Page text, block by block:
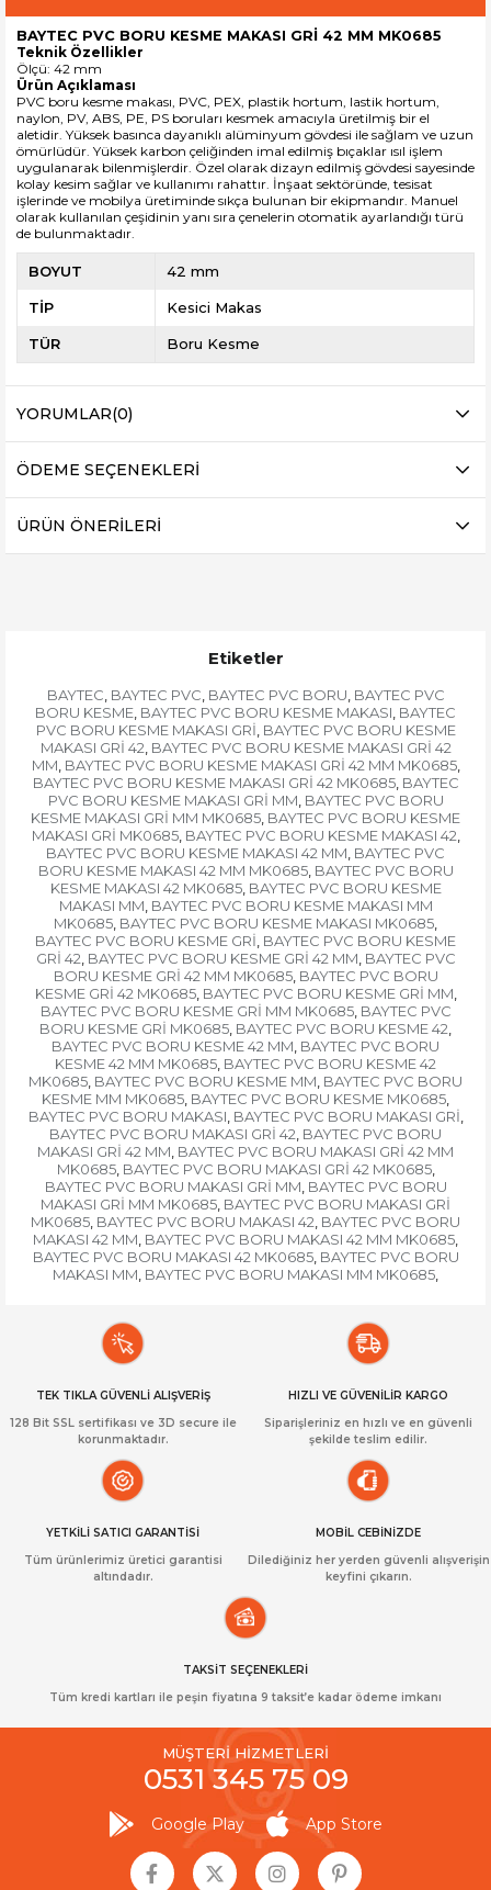
BAYTEC PVC BORU KESME MAKASI GRİ 42 MM MK0685
Teknik Özellikler
Ölçü: 42 mm
Ürün Açıklaması
PVC boru kesme makası , PVC, PEX, plastik hortum, lastik hortum,
naylon, PV, ABS, PE, PS boruları kesmek amacıyla üretilmiş bir el
aletidir. Yüksek basınca dayanıklı alüminyum gövdesi ile sağlam ve uzun
ömürlüdür. Yüksek karbon çeliğinden imal edilmiş bıçaklar ısıl işlem
uygulanarak bilenmişlerdir. Özel olarak dizayn edilmiş gövdesi sayesinde
kolay kesim sağlar ve kullanımı rahattır. İnşaat sektöründe, tesisat
işlerinde ve mobilya üretiminde sıkça bulunan bir ekipmandır. Manuel
olarak kullanılan çeşidinin yanı sıra çenelerin otomatik ayarlandığı türü
de bulunmaktadır.
BOYUT 42 mm
TİP Kesici Makas
TÜR Boru Kesme
YORUMLAR(0)
ÖDEME SEÇENEKLERI
ÜRÜN ÖNERILERI
Etiketler
BAYTEC BAYTEC PVC BAYTEC PVC BORU BAYTEC PVC
BORU KESME BAYTEC PVC BORU KESME MAKASI BAYTEC
PVC BORU KESME MAKASI GRİ BAYTEC PVC BORU KESME
MAKASI GRİ 42 BAYTEC PVC BORU KESME MAKASI GRİ 42
MM BAYTEC PVC BORU KESME MAKASI GRİ 42 MM MK0685,
BAYTEC PVC BORU KESME MAKASI GRİ 42 MK0685, BAYTEC
PVC BORU KESME MAKASI GRİ MM BAYTEC PVC BORU
KESME MAKASI GRİ MM MK0685 BAYTEC PVC BORU KESME
MAKASI GRİ MK0685, BAYTEC PVC BORU KESME MAKASI 42
BAYTEC PVC BORU KESME MAKASI 42 MM BAYTEC PVC
BORU KESME MAKASI 42 MM MK0685, BAYTEC PVC BORU
KESME MAKASI 42 MK0685, BAYTEC PVC BORU KESME
MAKASI MM BAYTEC PVC BORU KESME MAKASI MM
MK0685 BAYTEC PVC BORU KESME MAKASI MK0685
BAYTEC PVC BORU KESME GRİ BAYTEC PVC BORU KESME
GRİ 42 BAYTEC PVC BORU KESME GRİ 42 MM BAYTEC PVC
BORU KESME GRİ 42 MM MK0685, BAYTEC PVC BORU
KESME GRİ 42 MK0685, BAYTEC PVC BORU KESME GRİ MM
BAYTEC PVC BORU KESME GRİ MM MK0685, BAYTEC PVC
BORU KESME GRİ MK0685 BAYTEC PVC BORU KESME 42
BAYTEC PVC BORU KESME 42 MM BAYTEC PVC BORU
KESME 42 MM MK0685 BAYTEC PVC BORU KESME 42
MK0685 BAYTEC PVC BORU KESME MM BAYTEC PVC BORU
KESME MM MK0685 BAYTEC PVC BORU KESME MK0685
BAYTEC PVC BORU MAKASI BAYTEC PVC BORU MAKASI GRİ
BAYTEC PVC BORU MAKASI GRİ 42 BAYTEC PVC BORU
MAKASI GRİ 42 MM BAYTEC PVC BORU MAKASI GRİ 42 MM
MK0685, BAYTEC PVC BORU MAKASI GRİ 42 MK0685,
BAYTEC PVC BORU MAKASI GRİ MM BAYTEC PVC BORU
MAKASI GRİ MM MK0685 BAYTEC PVC BORU MAKASI GRİ
MK0685 BAYTEC PVC BORU MAKASI 42 BAYTEC PVC BORU
MAKASI 42 MM BAYTEC PVC BORU MAKASI 42 MM MK0685
BAYTEC PVC BORU MAKASI 42 MK0685, BAYTEC PVC BORU
MAKASI MM BAYTEC PVC BORU MAKASI MM MK0685
TEK TIKLA GÜVENLİ ALIŞVERİŞ
128 Bit SSL sertifikası ve 3D secure ile
korunmaktadır.
HIZLI VE GÜVENİLİR KARGO
Siparişleriniz en hızlı ve en güvenli
şekilde teslim edilir.
YETKİLİ SATICI GARANTİSİ
Tüm ürünlerimiz üretici garantisi
altındadır.
MOBİL CEBİNİZDE
Dilediğiniz her yerden güvenli alışverişin
keyfini çıkarın.
TAKSİT SEÇENEKLERİ
Tüm kredi kartları ile peşin fiyatına 9 taksit’e kadar ödeme imkanı
MÜŞTERİ HİZMETLERİ
0531 345 75 09
Google Play App Store